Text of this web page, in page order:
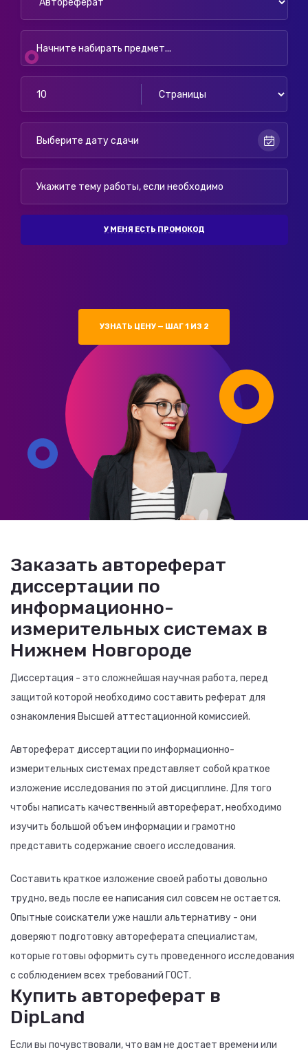
У МЕНЯ ЕСТЬ ПРОМОКОД
УЗНАТЬ ЦЕНУ — ШАГ 1 ИЗ 2
Заказать автореферат
диссертации по
информационно-
измерительных системах в
Нижнем Новгороде
Диссертация - это сложнейшая научная работа, перед
защитой которой необходимо составить реферат для
ознакомления Высшей аттестационной комиссией.
Автореферат диссертации по информационно-
измерительных системах представляет собой краткое
изложение исследования по этой дисциплине. Для того
чтобы написать качественный автореферат, необходимо
изучить большой объем информации и грамотно
представить содержание своего исследования.
Составить краткое изложение своей работы довольно
трудно, ведь после ее написания сил совсем не остается.
Опытные соискатели уже нашли альтернативу - они
доверяют подготовку автореферата специалистам,
которые готовы оформить суть проведенного исследования
с соблюдением всех требований ГОСТ.
Купить автореферат в
DipLand
Если вы почувствовали, что вам не достает времени или